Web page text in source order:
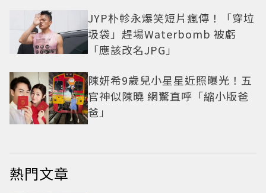
JYP朴軫永爆笑短片瘋傳！「穿垃
圾袋」趕場Waterbomb 被虧
「應該改名JPG」
陳妍希9歲兒小星星近照曝光！五
官神似陳曉 網驚直呼「縮小版爸
爸」
熱門文章